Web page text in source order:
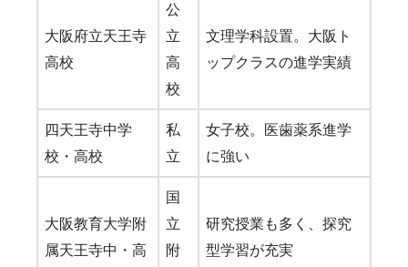
大阪府立天王寺
高校
公
立
高
校
文理学科設置。大阪ト
ップクラスの進学実績
四天王寺中学
校・高校
私
立
女子校。医歯薬系進学
に強い
大阪教育大学附
属天王寺中・高
国
立
附
研究授業も多く、探究
型学習が充実